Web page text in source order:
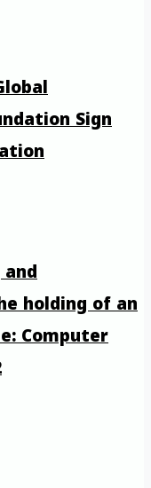
Sign
holding of an
Computer